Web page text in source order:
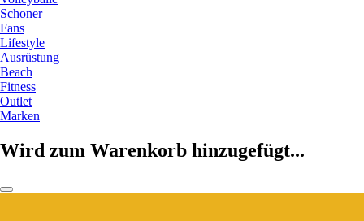
Schoner
Fans
Lifestyle
Ausrüstung
Beach
Fitness
Outlet
Marken
Wird zum Warenkorb hinzugefügt...